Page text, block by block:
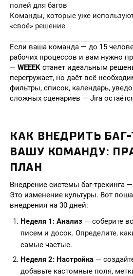
полей для багов
Команды, которые уже
«своё» решение
Если ваша команда — до 15
рабочих процессов и вам нужно
— WEEEK станет идеальным
перегружает, но даёт всё
фильтры, список, календарь,
сложных сценариев — Jira
КАК ВНЕДРИТЬ
ВАШУ КОМАНДУ:
ПЛАН
Внедрение системы баг-трекинга
Это изменение культуры. Вот
внедрения на 30 дней:
Неделя 1: Анализ — соберите
писем и досок. Определите,
самые частые.
Неделя 2: Настройка —
добавьте кастомные поля,